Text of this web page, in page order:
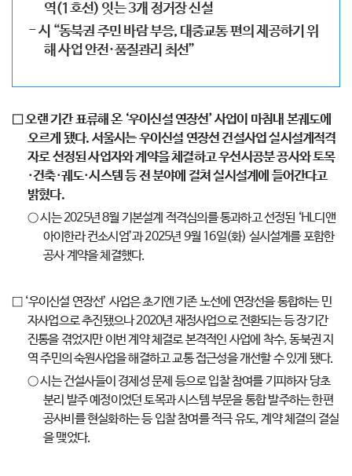
역(1호선) 잇는 3개 정거장 신설
- 시 “동북권 주민 바람 부응, 대중교통 편의 제공하기 위
해 사업 안전·품질관리 최선”
□ 오랜 기간 표류해 온 ‘우이신설 연장선’ 사업이 마침내 본궤도에
오르게 됐다. 서울시는 우이신설 연장선 건설사업 실시설계적격
자로 선정된 사업자와 계약을 체결하고 우선시공분 공사와 토목
·건축·궤도·시스템 등 전 분야에 걸쳐 실시설계에 들어간다고
밝혔다.
○ 시는 2025년 8월 기본설계 적격심의를 통과하고 선정된 ‘HL디앤
아이한라 컨소시엄’과 2025년 9월 16일(화) 실시설계를 포함한
공사 계약을 체결했다.
□ ‘우이신설 연장선’ 사업은 초기엔 기존 노선에 연장선을 통합하는 민
자사업으로 추진됐으나 2020년 재정사업으로 전환되는 등 장기간
진통을 겪었지만 이번 계약 체결로 본격적인 사업에 착수, 동북권 지
역 주민의 숙원사업을 해결하고 교통 접근성을 개선할 수 있게 됐다.
○ 시는 건설사들이 경제성 문제 등으로 입찰 참여를 기피하자 당초
분리 발주 예정이었던 토목과 시스템 부문을 통합 발주하는 한편
공사비를 현실화하는 등 입찰 참여를 적극 유도, 계약 체결의 결실
을 맺었다.